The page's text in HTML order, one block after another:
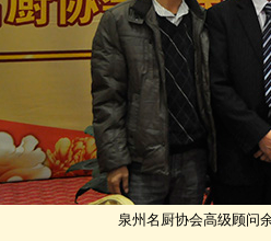
泉州名厨协会高级顾问